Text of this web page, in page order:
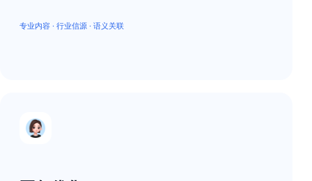
专业内容 · 行业信源 · 语义关联